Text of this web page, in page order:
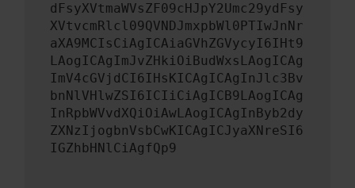
dFsyXVtmaWVsZF09cHJpY2Umc29ydFsy
XVtvcmRlcl09QVNDJmxpbWl0PTIwJnNr
aXA9MCIsCiAgICAiaGVhZGVycyI6IHt9
LAogICAgImJvZHkiOiBudWxsLAogICAg
ImV4cGVjdCI6IHsKICAgICAgInJlc3Bv
bnNlVHlwZSI6ICIiCiAgICB9LAogICAg
InRpbWVvdXQiOiAwLAogICAgInByb2dy
ZXNzIjogbnVsbCwKICAgICJyaXNreSI6
IGZhbHNlCiAgfQp9